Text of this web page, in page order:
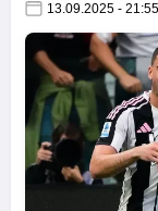
13.09.2025 - 21:55